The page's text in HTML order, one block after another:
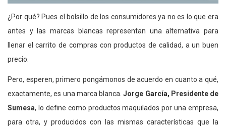
¿Por qué? Pues el bolsillo de los consumidores ya no es lo que era
antes y las marcas blancas representan una alternativa para
llenar el carrito de compras con productos de calidad, a un buen
precio.
Pero, esperen, primero pongámonos de acuerdo en cuanto a qué,
exactamente, es una marca blanca.Jorge García, Presidente de
Sumesa, lo define como productos maquilados por una empresa,
para otra, y producidos con las mismas características que la